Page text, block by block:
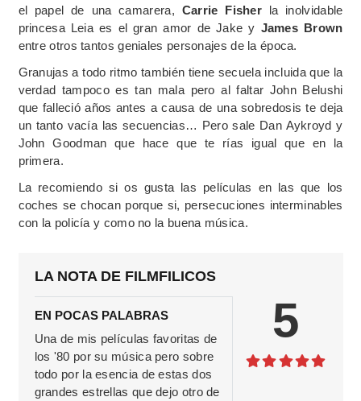
el papel de una camarera, Carrie Fisher la inolvidable
princesa Leia es el gran amor de Jake y James Brown
entre otros tantos geniales personajes de la época.
Granujas a todo ritmo también tiene secuela incluida que la
verdad tampoco es tan mala pero al faltar John Belushi
que falleció años antes a causa de una sobredosis te deja
un tanto vacía las secuencias… Pero sale Dan Aykroyd y
John Goodman que hace que te rías igual que en la
primera.
La recomiendo si os gusta las películas en las que los
coches se chocan porque si, persecuciones interminables
con la policía y como no la buena música.
LA NOTA DE FILMFILICOS
EN POCAS PALABRAS
Una de mis películas favoritas de
los '80 por su música pero sobre
todo por la esencia de estas dos
grandes estrellas que dejo otro de
5